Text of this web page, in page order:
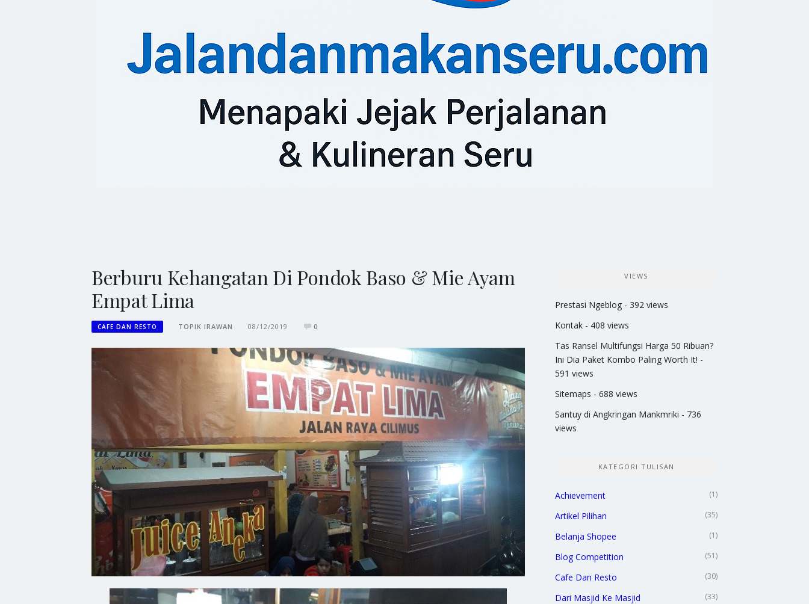
Berburu Kehangatan Di Pondok Baso & Mie Ayam
Empat Lima
CAFE DAN RESTO TOPIK IRAWAN 08/12/2019 0
VIEWS
Prestasi Ngeblog - 392 views
Kontak - 408 views
Tas Ransel Multifungsi Harga 50 Ribuan?
Ini Dia Paket Kombo Paling Worth It! -
591 views
Sitemaps - 688 views
Santuy di Angkringan Mankmriki - 736
views
KATEGORI TULISAN
Achievement (1)
Artikel Pilihan (35)
Belanja Shopee (1)
Blog Competition (51)
Cafe Dan Resto (30)
Dari Masjid Ke Masjid (33)